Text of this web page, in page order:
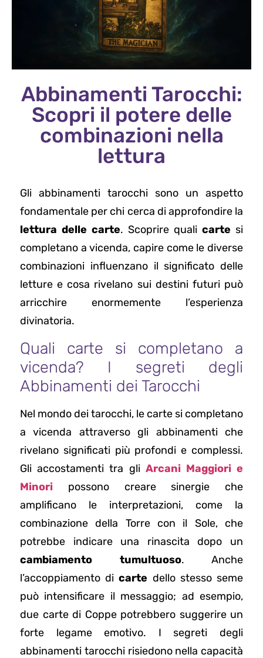
Abbinamenti Tarocchi:
Scopri il potere delle
combinazioni nella
lettura
Gli abbinamenti tarocchi sono un aspetto
fondamentale per chi cerca di approfondire la
lettura delle carte. Scoprire quali carte si
completano a vicenda, capire come le diverse
combinazioni influenzano il significato delle
letture e cosa rivelano sui destini futuri può
arricchire enormemente l’esperienza
divinatoria.
Quali carte si completano a
vicenda? I segreti degli
Abbinamenti dei Tarocchi
Nel mondo dei tarocchi, le carte si completano
a vicenda attraverso gli abbinamenti che
rivelano significati più profondi e complessi.
Gli accostamenti tra gli Arcani Maggiori e
Minori possono creare sinergie che
amplificano le interpretazioni, come la
combinazione della Torre con il Sole, che
potrebbe indicare una rinascita dopo un
cambiamento tumultuoso. Anche
l’accoppiamento dicarte dello stesso seme
può intensificare il messaggio; ad esempio,
due carte di Coppe potrebbero suggerire un
forte legame emotivo. I segreti degli
abbinamenti tarocchi risiedono nella capacità